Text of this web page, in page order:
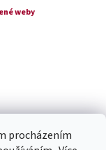
procházením
weby